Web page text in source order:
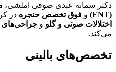
دکتر سمانه عبدی صوفی املشی،
(ENT)
و فوق تخصص حنجره در
اختلالات صوتی و گلو و جراحی‌های
می‌کند.
تخصص‌های بالینی